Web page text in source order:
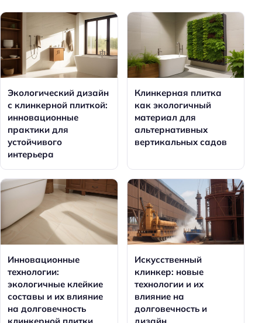
Экологический дизайн
с клинкерной плиткой:
инновационные
практики для
устойчивого
интерьера
Клинкерная плитка
как экологичный
материал для
альтернативных
вертикальных садов
Инновационные
технологии:
экологичные клейкие
составы и их влияние
на долговечность
Искусственный
клинкер: новые
технологии и их
влияние на
долговечность и